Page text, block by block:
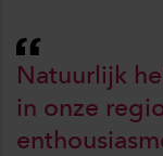
Natuurlijk
in onze